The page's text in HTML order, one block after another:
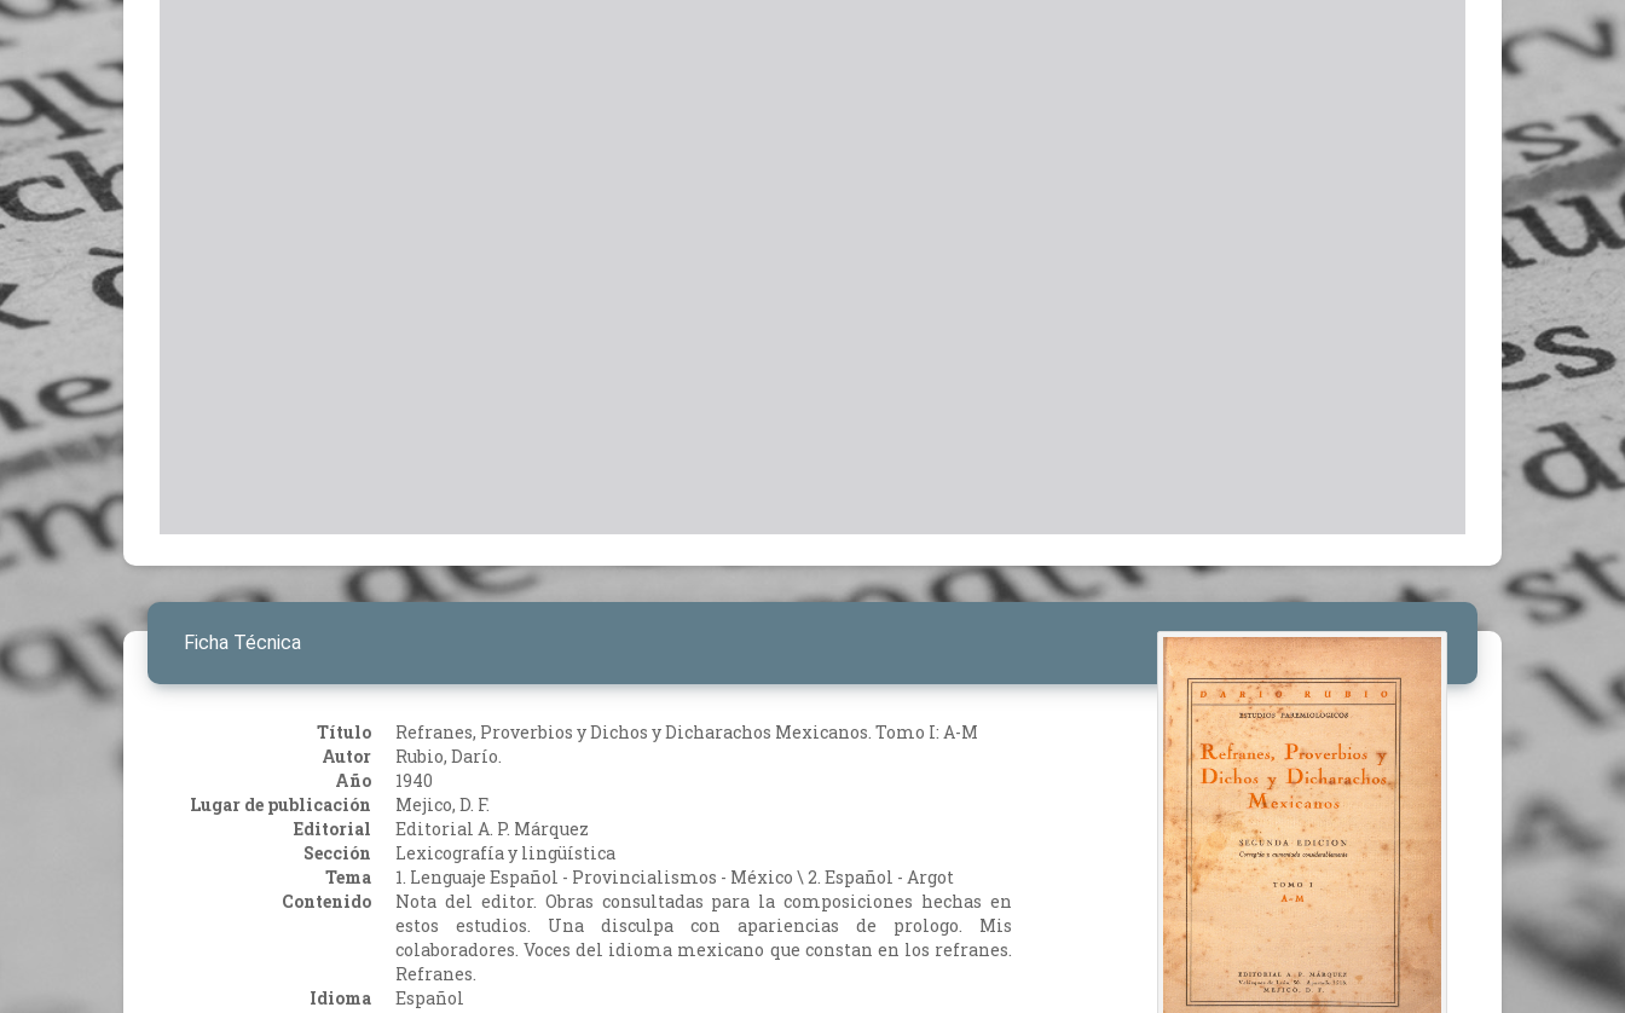
Ficha Técnica
Título
Refranes, Proverbios y Dichos y Dicharachos Mexicanos. Tomo I: A-M
Autor
Rubio, Darío.
Año
1940
Lugar de publicación
Mejico, D. F.
Editorial
Editorial A. P. Márquez
Sección
Lexicografía y lingüística
Tema
1. Lenguaje Español - Provincialismos - México \ 2. Español - Argot
Contenido
Nota del editor. Obras consultadas para la composiciones hechas en
estos estudios. Una disculpa con apariencias de prologo. Mis
colaboradores. Voces del idioma mexicano que constan en los refranes.
Refranes.
Idioma
Español